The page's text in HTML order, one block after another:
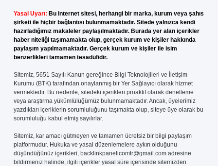
Yasal Uyarı: Bu internet sitesi, herhangi bir marka, kurum veya şahıs
şirketi ile hiçbir bağlantısı bulunmamaktadır. Sitede yalnızca kendi
hazırladığımız makaleler paylaşılmaktadır. Burada yer alan içerikler
haber niteliği taşımamakta olup, gerçek kurum ve kişiler hakkında
paylaşım yapılmamaktadır. Gerçek kurum ve kişiler ile isim
benzerlikleri tamamen tesadüfidir.
Sitemiz, 5651 Sayılı Kanun gereğince Bilgi Teknolojileri ve İletişim
Kurumu (BTK) tarafından onaylanmış bir Yer Sağlayıcı olarak hizmet
vermektedir. Bu nedenle, sitedeki içerikleri proaktif olarak denetleme
veya araştırma yükümlülüğümüz bulunmamaktadır. Ancak, üyelerimiz
yazdıkları içeriklerin sorumluluğunu taşımakta olup, siteye üye olarak bu
sorumluluğu kabul etmiş sayılırlar.
Sitemiz, kar amacı gütmeyen ve tamamen ücretsiz bir bilgi paylaşım
platformudur. Hukuka ve yasal düzenlemelere aykırı olduğunu
düşündüğünüz içerikleri, backlinkpanelicomtr@gmail.com adresine
bildirmeniz halinde, ilgili içerikler yasal süre içerisinde sitemizden